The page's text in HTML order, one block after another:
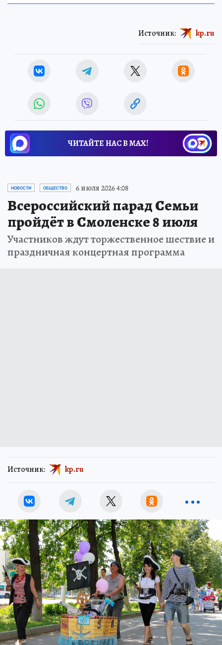
Источник: kp.ru
ЧИТАЙТЕ НАС В МАХ!
НОВОСТИ ОБЩЕСТВО 6 июля 2026 4:08
Всероссийский парад Семьи
пройдёт в Смоленске 8 июля
Участников ждут торжественное шествие и
праздничная концертная программа
Источник: kp.ru